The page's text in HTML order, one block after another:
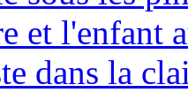
et l'enfant
dans la